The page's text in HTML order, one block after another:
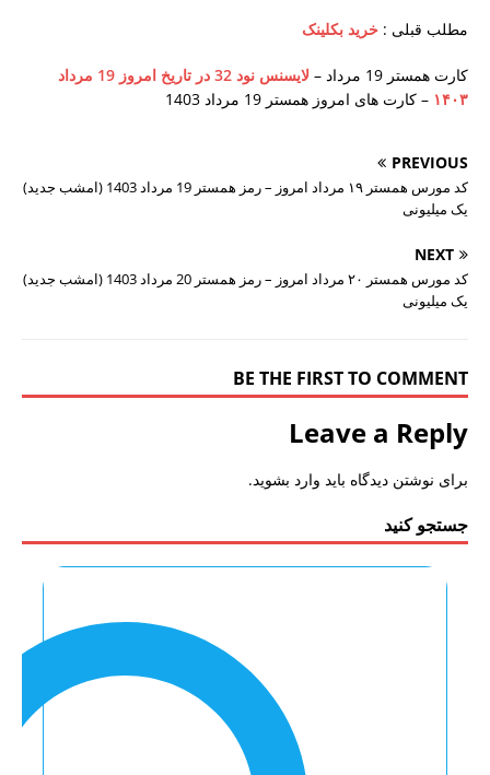
مطلب قبلی : خرید بکلینک
کارت همستر 19 مرداد –
لایسنس نود 32 در تاریخ امروز 19 مرداد
۱۴۰۳ – کارت های امروز همستر 19 مرداد 1403
PREVIOUS
کد مورس همستر ۱۹ مرداد امروز – رمز همستر 19 مرداد 1403 (امشب جدید)
یک میلیونی
NEXT
کد مورس همستر ۲۰ مرداد امروز – رمز همستر 20 مرداد 1403 (امشب جدید)
یک میلیونی
BE THE FIRST TO COMMENT
Leave a Reply
برای نوشتن دیدگاه باید وارد بشوید.
جستجو کنید